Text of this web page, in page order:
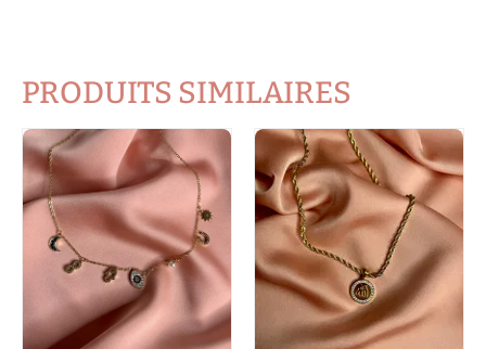
PRODUITS SIMILAIRES